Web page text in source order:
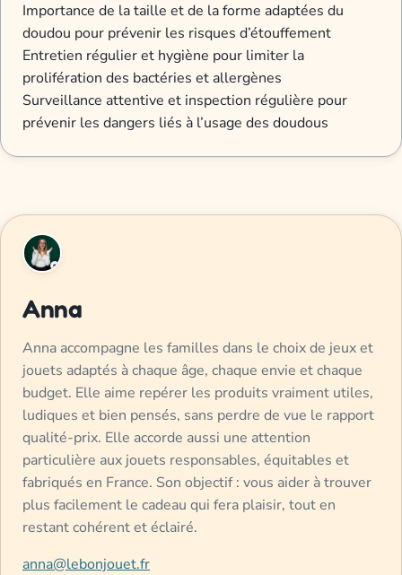
Importance de la taille et de la forme adaptées du
doudou pour prévenir les risques d’étouffement
Entretien régulier et hygiène pour limiter la
prolifération des bactéries et allergènes
Surveillance attentive et inspection régulière pour
prévenir les dangers liés à l’usage des doudous
Anna
Anna accompagne les familles dans le choix de jeux et
jouets adaptés à chaque âge, chaque envie et chaque
budget. Elle aime repérer les produits vraiment utiles,
ludiques et bien pensés, sans perdre de vue le rapport
qualité-prix. Elle accorde aussi une attention
particulière aux jouets responsables, équitables et
fabriqués en France. Son objectif : vous aider à trouver
plus facilement le cadeau qui fera plaisir, tout en
restant cohérent et éclairé.
anna@lebonjouet.fr